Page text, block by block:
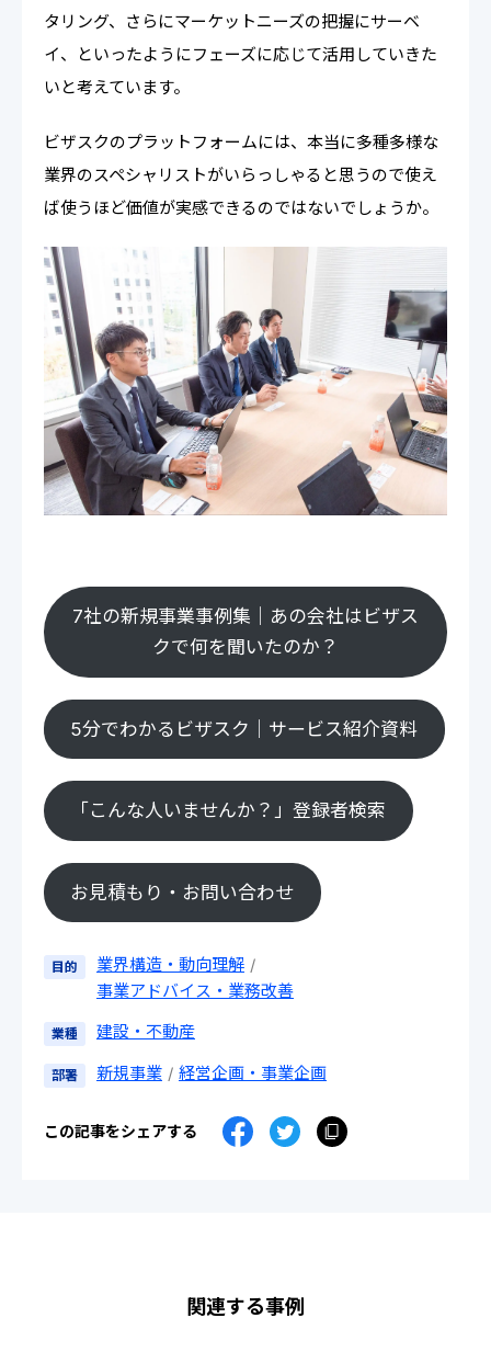
タリング、さらにマーケットニーズの把握にサーベ
イ、といったようにフェーズに応じて活用していきた
いと考えています。
ビザスクのプラットフォームには、本当に多種多様な
業界のスペシャリストがいらっしゃると思うので使え
ば使うほど価値が実感できるのではないでしょうか。
7社の新規事業事例集｜あの会社はビザス
クで何を聞いたのか？
5分でわかるビザスク｜サービス紹介資料
「こんな人いませんか？」登録者検索
お見積もり・お問い合わせ
目的
業界構造・動向理解
事業アドバイス・業務改善
業種 建設・不動産
部署 新規事業 経営企画・事業企画
この記事をシェアする
関連する事例